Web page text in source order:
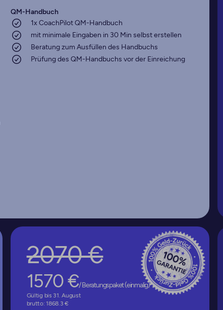
QM-Handbuch
1x CoachPilot QM-Handbuch
mit minimale Eingaben in 30 Min selbst erstellen
Beratung zum Ausfüllen des Handbuchs
Prüfung des QM-Handbuchs vor der Einreichung
2070 €
1570 €/ Beratungspaket (einmalig)
*
Gültig bis 31. August
brutto: 1868.3 €